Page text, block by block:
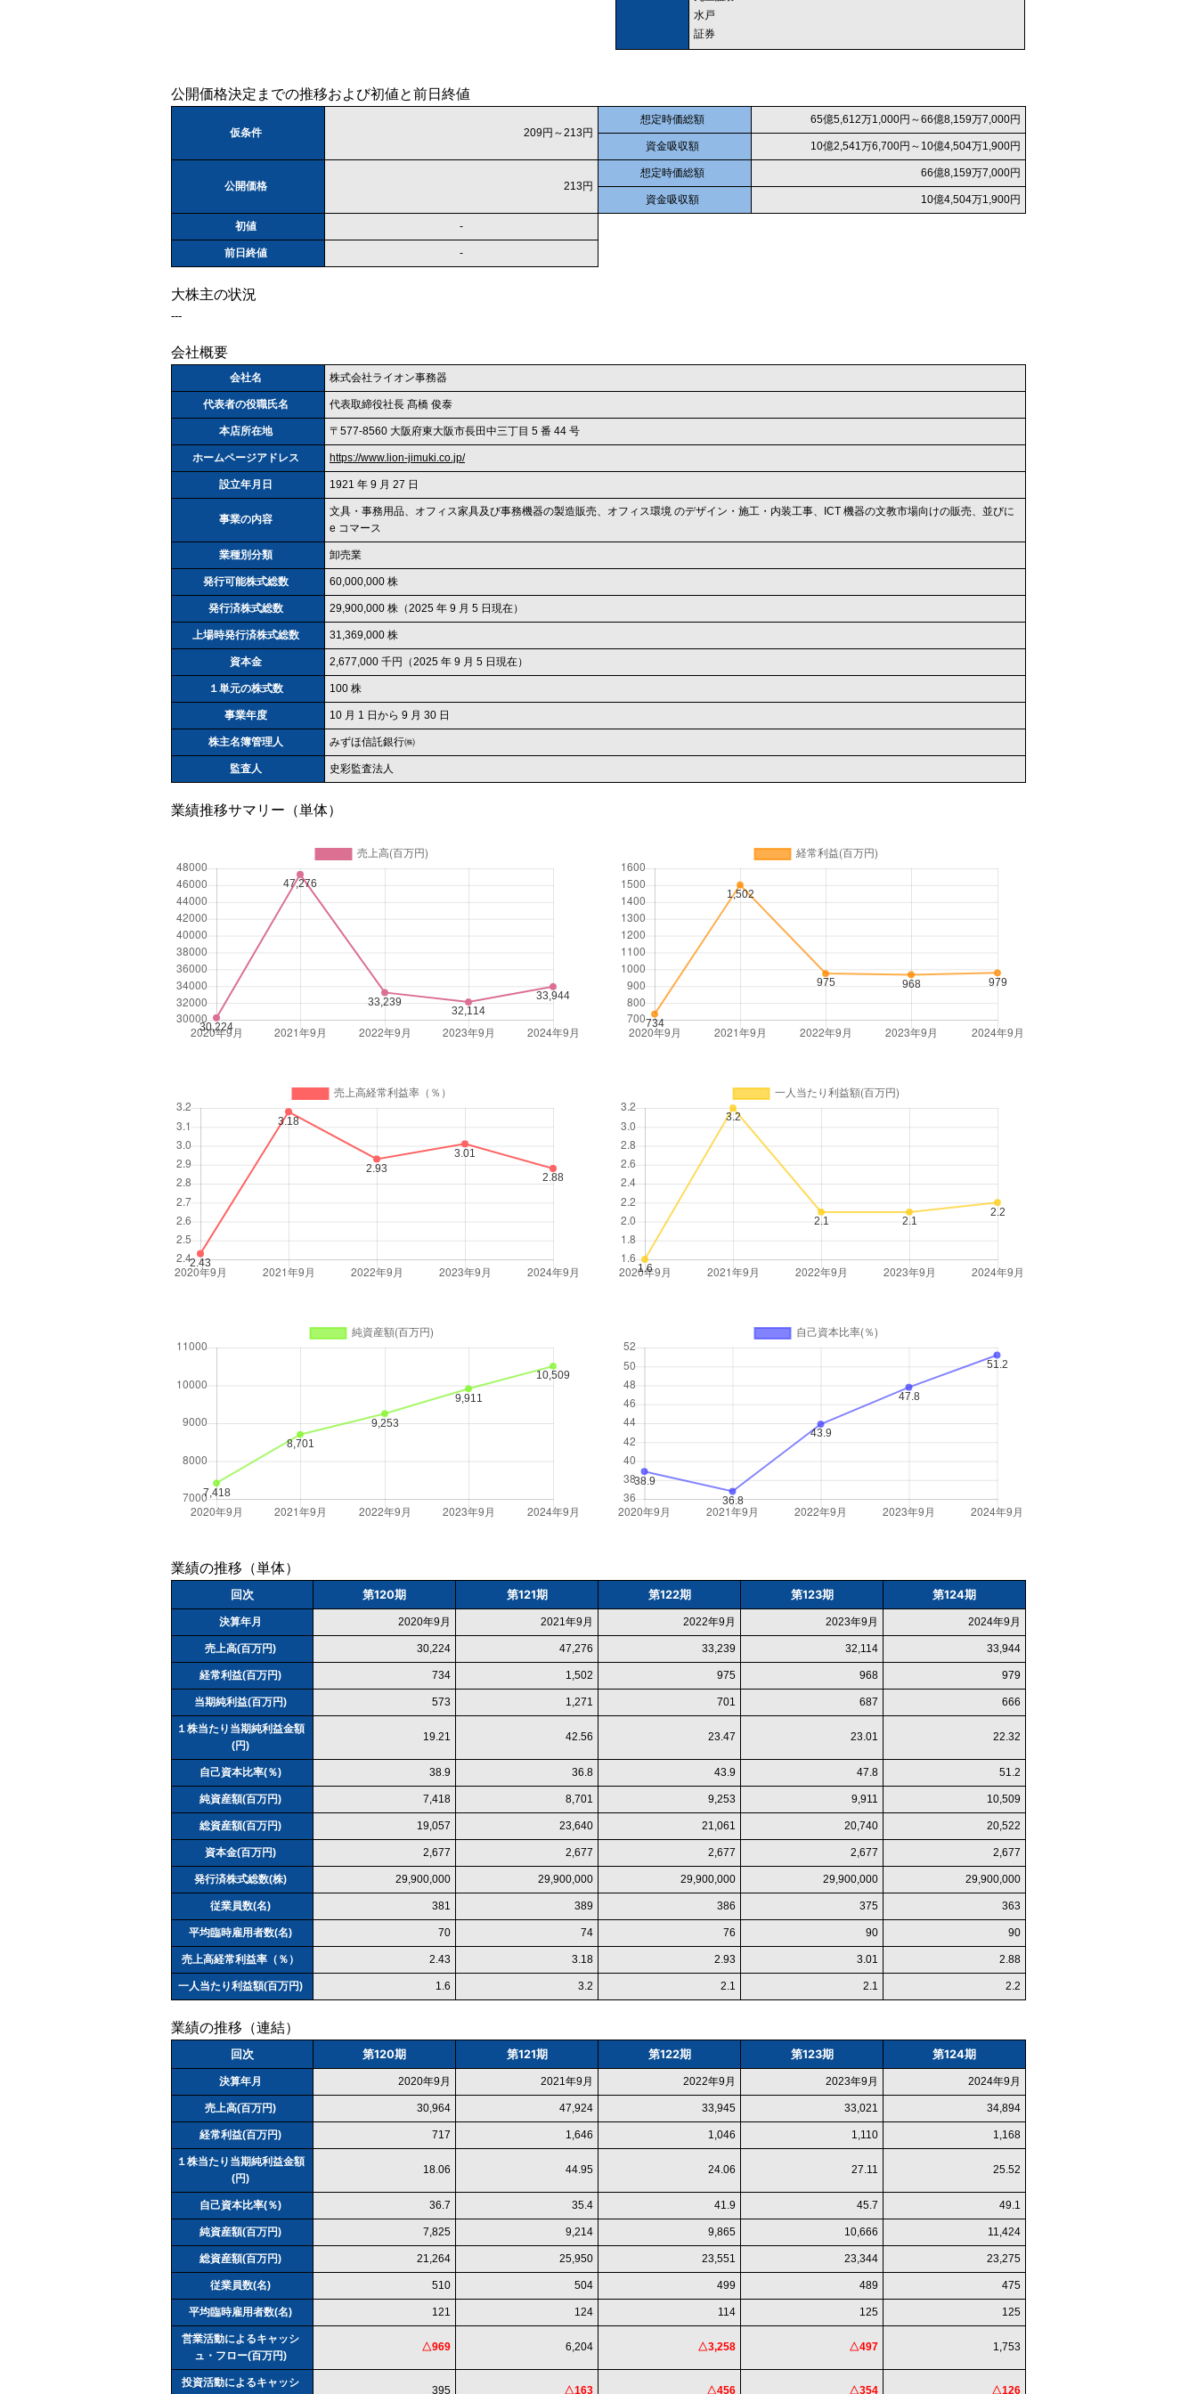
水戸
証券
公開価格決定までの推移および初値と前日終値
仮条件 209円～213円
想定時価総額 65億5,612万1,000円～66億8,159万7,000円
資金吸収額 10億2,541万6,700円～10億4,504万1,900円
公開価格 213円
想定時価総額 66億8,159万7,000円
資金吸収額 10億4,504万1,900円
初値 -
前日終値 -
大株主の状況
---
会社概要
会社名 株式会社ライオン事務器
代表者の役職氏名 代表取締役社長 髙橋 俊泰
本店所在地 〒577‐8560 大阪府東大阪市長田中三丁目 5 番 44 号
ホームページアドレス https://www.lion-jimuki.co.jp/
設立年月日 1921 年 9 月 27 日
事業の内容
文具・事務用品、オフィス家具及び事務機器の製造販売、オフィス環境 のデザイン・施工・内装工事、ICT 機器の文教市場向けの販売、並びに
e コマース
業種別分類 卸売業
発行可能株式総数 60,000,000 株
発行済株式総数 29,900,000 株（2025 年 9 月 5 日現在）
上場時発行済株式総数 31,369,000 株
資本金 2,677,000 千円（2025 年 9 月 5 日現在）
１単元の株式数 100 株
事業年度 10 月 1 日から 9 月 30 日
株主名簿管理人 みずほ信託銀行㈱
監査人 史彩監査法人
業績推移サマリー（単体）
業績の推移（単体）
回次 第120期 第121期 第122期 第123期 第124期
決算年月 2020年9月 2021年9月 2022年9月 2023年9月 2024年9月
売上高(百万円) 30,224 47,276 33,239 32,114 33,944
経常利益(百万円) 734 1,502 975 968 979
当期純利益(百万円) 573 1,271 701 687 666
１株当たり当期純利益金額
(円)
19.21 42.56 23.47 23.01 22.32
自己資本比率(％) 38.9 36.8 43.9 47.8 51.2
純資産額(百万円) 7,418 8,701 9,253 9,911 10,509
総資産額(百万円) 19,057 23,640 21,061 20,740 20,522
資本金(百万円) 2,677 2,677 2,677 2,677 2,677
発行済株式総数(株) 29,900,000 29,900,000 29,900,000 29,900,000 29,900,000
従業員数(名) 381 389 386 375 363
平均臨時雇用者数(名) 70 74 76 90 90
売上高経常利益率（％） 2.43 3.18 2.93 3.01 2.88
一人当たり利益額(百万円) 1.6 3.2 2.1 2.1 2.2
業績の推移（連結）
回次 第120期 第121期 第122期 第123期 第124期
決算年月 2020年9月 2021年9月 2022年9月 2023年9月 2024年9月
売上高(百万円) 30,964 47,924 33,945 33,021 34,894
経常利益(百万円) 717 1,646 1,046 1,110 1,168
１株当たり当期純利益金額
(円)
18.06 44.95 24.06 27.11 25.52
自己資本比率(％) 36.7 35.4 41.9 45.7 49.1
純資産額(百万円) 7,825 9,214 9,865 10,666 11,424
総資産額(百万円) 21,264 25,950 23,551 23,344 23,275
従業員数(名) 510 504 499 489 475
平均臨時雇用者数(名) 121 124 114 125 125
営業活動によるキャッシ
ュ・フロー(百万円)
△969 6,204 △3,258 △497 1,753
投資活動によるキャッシ
395 △163 △456 △354 △126